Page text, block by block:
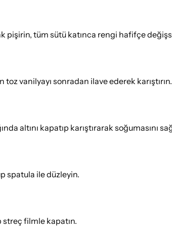
pişirin, tüm sütü katınca rengi hafifçe
toz vanilyayı sonradan ilave ederek karıştırın.
altını kapatıp karıştırarak soğumasını
spatula ile düzleyin.
streç filmle kapatın.